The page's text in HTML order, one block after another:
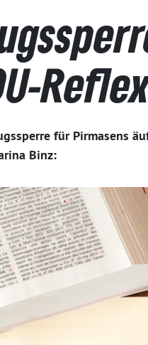
für Pirmasens
Binz: